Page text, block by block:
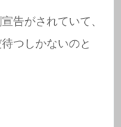
告がされていて、
つしかないのと